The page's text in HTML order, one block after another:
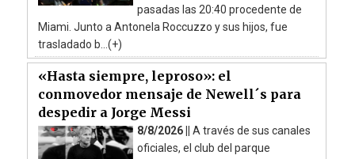
pasadas las 20:40 procedente de
Miami. Junto a Antonela Roccuzzo y sus hijos, fue
trasladado b...(+)
«Hasta siempre, leproso»: el
conmovedor mensaje de Newell´s para
despedir a Jorge Messi
8/8/2026 || A través de sus canales
oficiales, el club del parque